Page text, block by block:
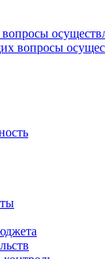
вопросы